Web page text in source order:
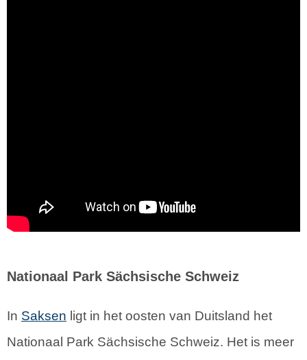
Nationaal Park Sächsische Schweiz
In Saksen ligt in het oosten van Duitsland het
Nationaal Park Sächsische Schweiz. Het is meer